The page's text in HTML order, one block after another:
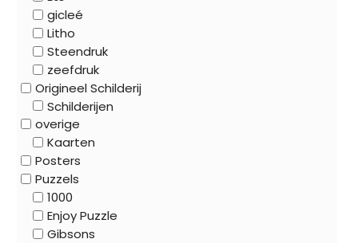
gicleé
Litho
Steendruk
zeefdruk
Origineel Schilderij
Schilderijen
overige
Kaarten
Posters
Puzzels
1000
Enjoy Puzzle
Gibsons